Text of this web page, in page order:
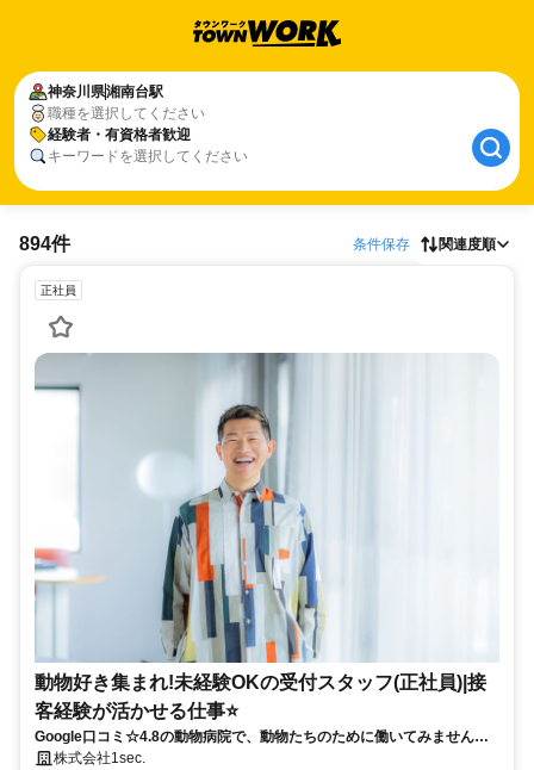
神奈川県湘南台駅
職種を選択してください
経験者・有資格者歓迎
キーワードを選択してください
894件 条件保存 関連度順
正社員
動物好き集まれ!未経験OKの受付スタッフ(正社員)|接
客経験が活かせる仕事⭐
Google口コミ☆4.8の動物病院で、動物たちのために働いてみません
か？株式会社1sec.